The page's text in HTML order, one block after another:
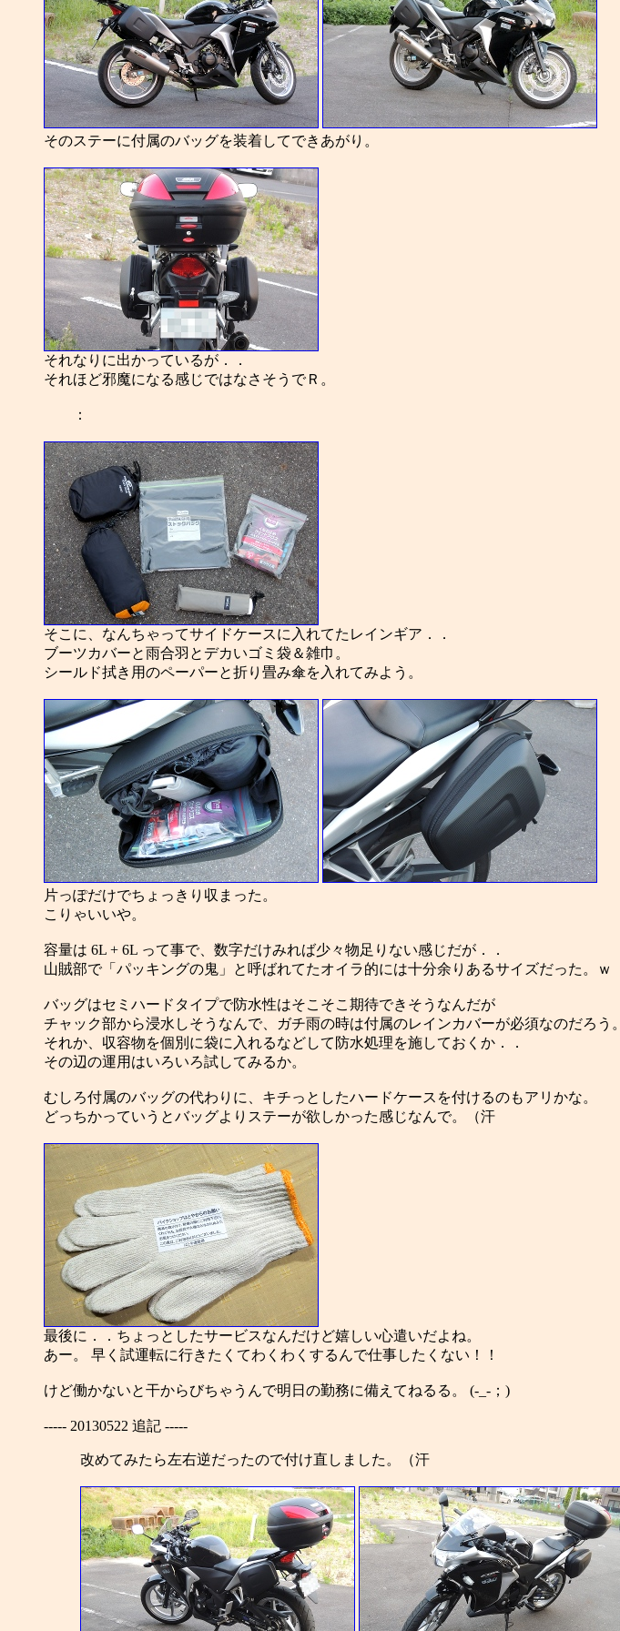
そのステーに付属のバッグを装着してできあがり。
それなりに出かっているが．．
それほど邪魔になる感じではなさそうでＲ。
：
そこに、なんちゃってサイドケースに入れてたレインギア．．
ブーツカバーと雨合羽とデカいゴミ袋＆雑巾。
シールド拭き用のペーパーと折り畳み傘を入れてみよう。
片っぽだけでちょっきり収まった。
こりゃいいや。
容量は 6L + 6L って事で、数字だけみれば少々物足りない感じだが．．
山賊部で「パッキングの鬼」と呼ばれてたオイラ的には十分余りあるサイズだった。ｗ
バッグはセミハードタイプで防水性はそこそこ期待できそうなんだが
チャック部から浸水しそうなんで、ガチ雨の時は付属のレインカバーが必須なのだろう。
それか、収容物を個別に袋に入れるなどして防水処理を施しておくか．．
その辺の運用はいろいろ試してみるか。
むしろ付属のバッグの代わりに、キチっとしたハードケースを付けるのもアリかな。
どっちかっていうとバッグよりステーが欲しかった感じなんで。（汗
最後に．．ちょっとしたサービスなんだけど嬉しい心遣いだよね。
あー。 早く試運転に行きたくてわくわくするんで仕事したくない！！
けど働かないと干からびちゃうんで明日の勤務に備えてねるる。 (-_-；)
----- 20130522 追記 -----
改めてみたら左右逆だったので付け直しました。（汗